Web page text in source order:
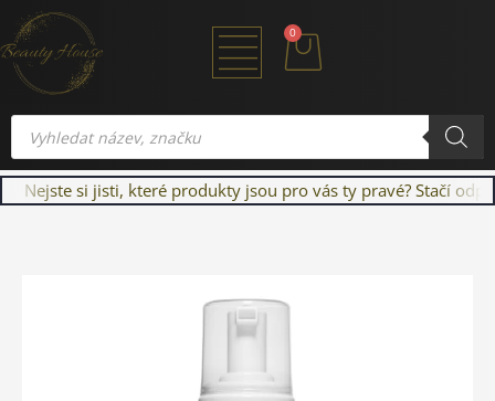
Přeskočit
na
obsah
0
Cart
Products
search
Nejste si jisti, které produkty jsou pro vás ty pravé? Stačí